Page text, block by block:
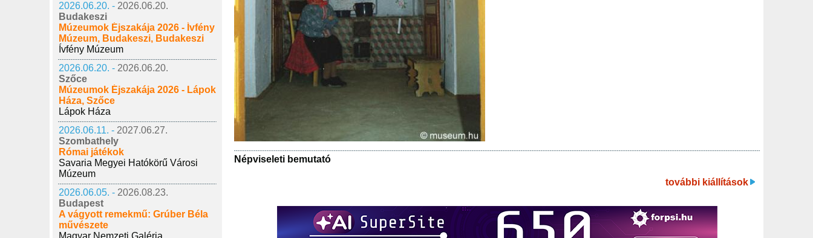
2026.06.20. - 2026.06.20.
Budakeszi
Múzeumok Éjszakája 2026 - Ívfény
Múzeum, Budakeszi, Budakeszi
Ívfény Múzeum
2026.06.20. - 2026.06.20.
Szőce
Múzeumok Éjszakája 2026 - Lápok
Háza, Szőce
Lápok Háza
2026.06.11. - 2027.06.27.
Szombathely
Római játékok
Savaria Megyei Hatókörű Városi
Múzeum
2026.06.05. - 2026.08.23.
Budapest
A vágyott remekmű: Grúber Béla
művészete
Magyar Nemzeti Galéria
Népviseleti bemutató
további kiállítások